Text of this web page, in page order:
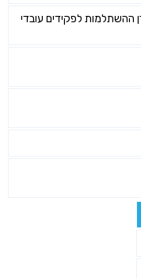
לפקידים עובדי